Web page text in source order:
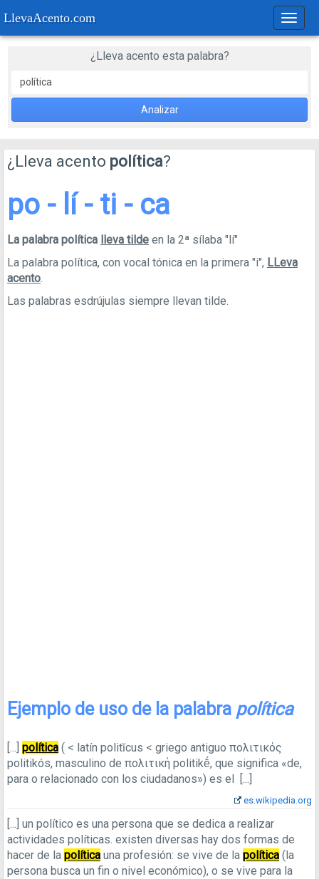
LlevaAcento.com
de
¿Lleva acento esta palabra?
Analizar
¿Lleva acento política?
po - lí - ti - ca
La palabra política lleva tilde en la 2ª sílaba "lí"
La palabra política, con vocal tónica en la primera "i", LLeva
acento.
Las palabras esdrújulas siempre llevan tilde.
Ejemplo de uso de la palabra política
[...] política ( < latín politĭcus < griego antiguo πολιτικός
politikós, masculino de πολιτική politikḗ, que significa «de,
para o relacionado con los ciudadanos») es el [...]
es.wikipedia.org
[...] un político es una persona que se dedica a realizar
actividades políticas. existen diversas hay dos formas de
hacer de la política una profesión: se vive de la política (la
persona busca un fin o nivel económico), o se vive para la